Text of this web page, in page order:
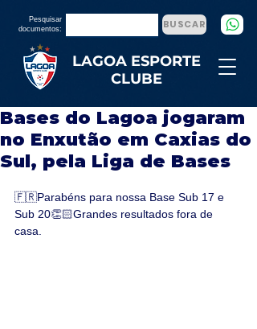
LAGOA ESPORTE
CLUBE
Pesquisar
documentos:
BUSCAR
Bases do Lagoa jogaram
no Enxutão em Caxias do
Sul, pela Liga de Bases
🇫🇷Parabéns para nossa Base Sub 17 e
Sub 20👏🏻Grandes resultados fora de
casa.